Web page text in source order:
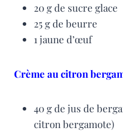
20 g de sucre glace
25 g de beurre
1 jaune d’œuf
Crème au citron
40 g de jus de
citron bergamote)